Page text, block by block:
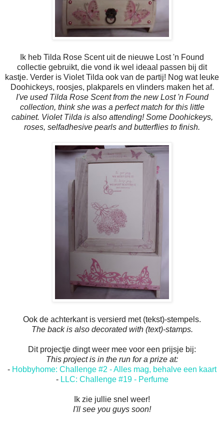
Ik heb Tilda Rose Scent uit de nieuwe Lost 'n Found
collectie gebruikt, die vond ik wel ideaal passen bij dit
kastje. Verder is Violet Tilda ook van de partij! Nog wat leuke
Doohickeys, roosjes, plakparels en vlinders maken het af.
I've used Tilda Rose Scent from the new Lost 'n Found
collection, think she was a perfect match for this little
cabinet. Violet Tilda is also attending! Some Doohickeys,
roses, selfadhesive pearls and butterflies to finish.
Ook de achterkant is versierd met (tekst)-stempels.
The back is also decorated with (text)-stamps.
Dit projectje dingt weer mee voor een prijsje bij:
This project is in the run for a prize at:
- Hobbyhome: Challenge #2 - Alles mag, behalve een kaart
- LLC: Challenge #19 - Perfume
Ik zie jullie snel weer!
I'll see you guys soon!